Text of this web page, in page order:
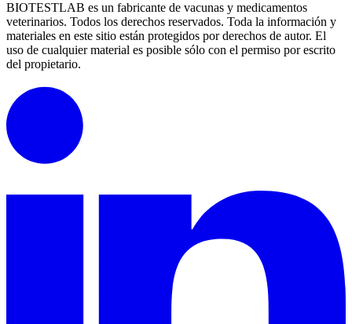
BIOTESTLAB es un fabricante de vacunas y medicamentos
veterinarios. Todos los derechos reservados. Toda la información y
materiales en este sitio están protegidos por derechos de autor. El
uso de cualquier material es posible sólo con el permiso por escrito
del propietario.